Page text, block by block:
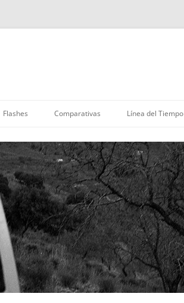
al
contenido
Flashes Comparativas Línea del Tiempo